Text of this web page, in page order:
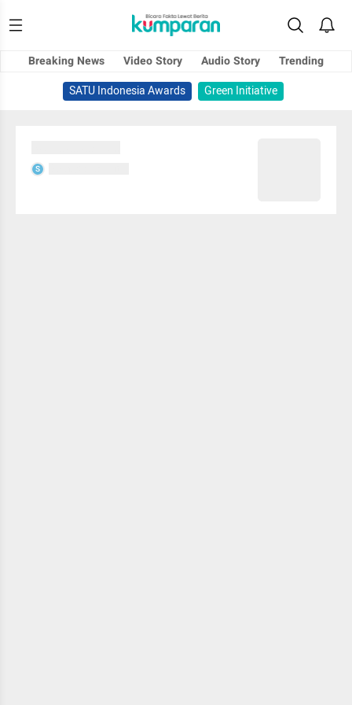
Breaking News Video Story Audio Story
Trending
SATU Indonesia Awards
Green Initiative
S